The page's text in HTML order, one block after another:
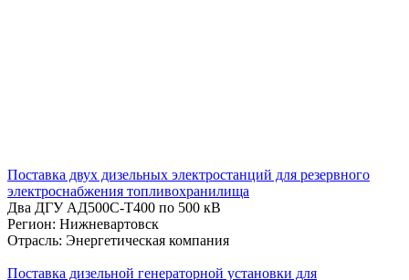
Поставка двух дизельных электростанций для резервного
электроснабжения топливохранилища
Два ДГУ АД500С-Т400 по 500 кВ
Регион: Нижневартовск
Отрасль: Энергетическая компания
Поставка дизельной генераторной установки для